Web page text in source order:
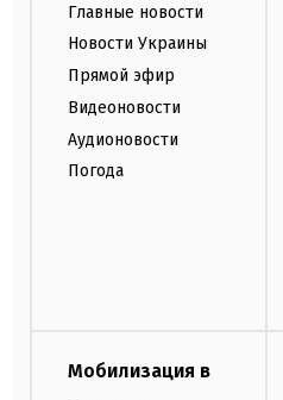
Главные новости
Новости Украины
Прямой эфир
Видеоновости
Аудионовости
Погода
Мобилизация в